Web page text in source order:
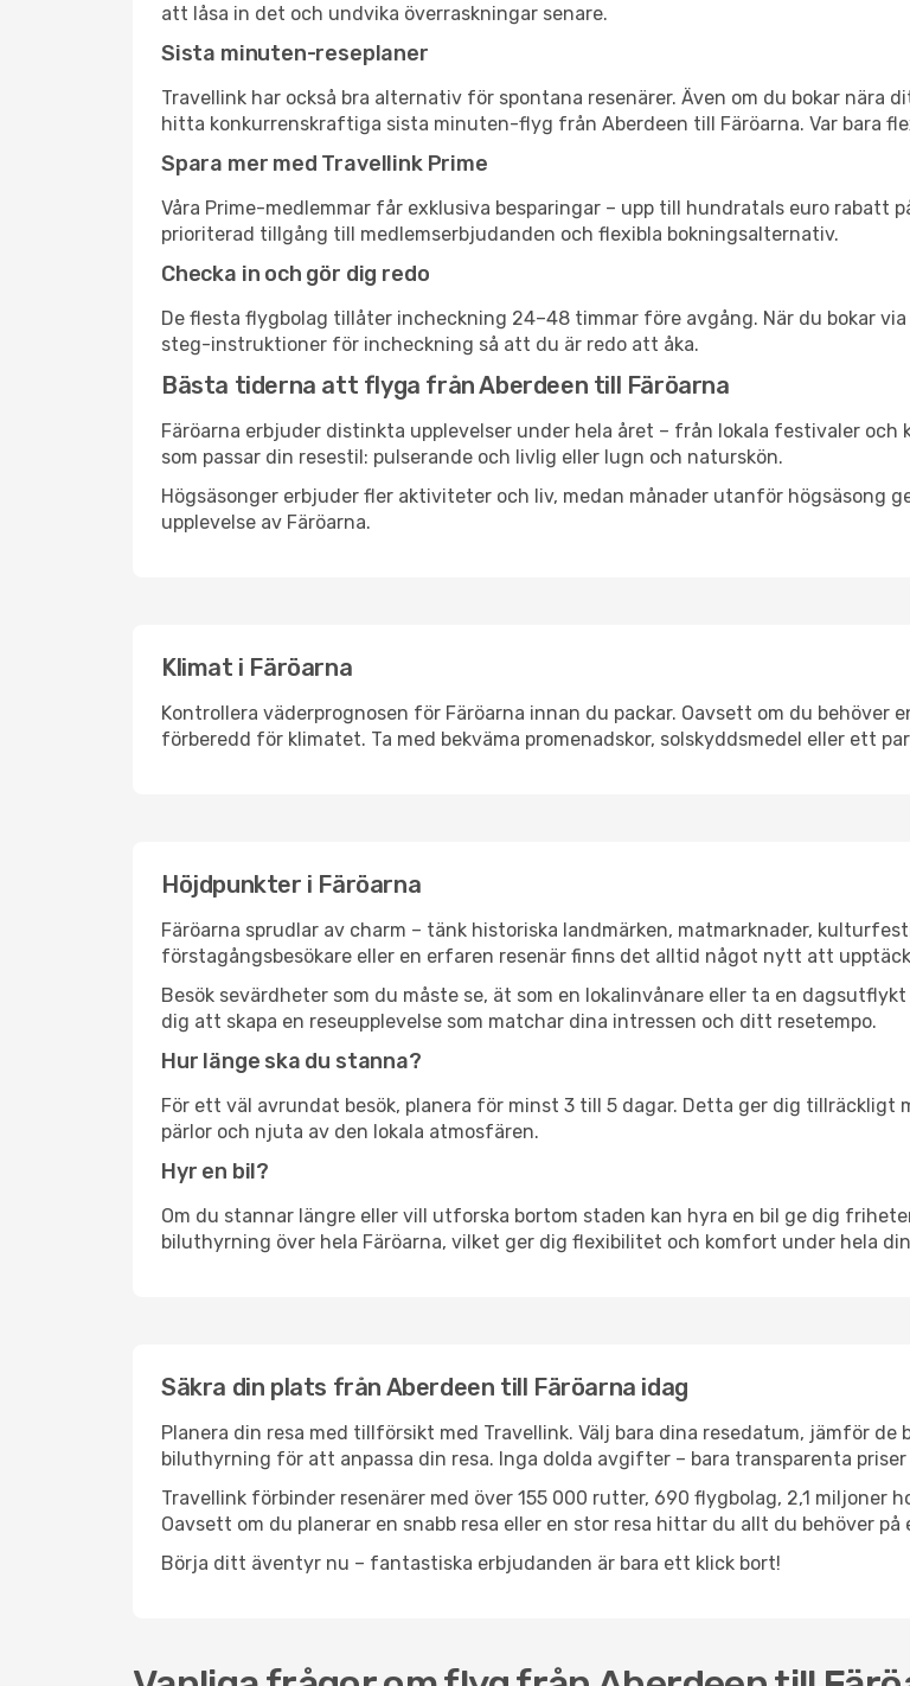
att låsa in det och undvika överraskningar senare.
Sista minuten-reseplaner
Travellink har också bra alternativ för spontana resenärer. Även om du bokar
hitta konkurrenskraftiga sista minuten-flyg från Aberdeen till Färöarna. Var bara
Spara mer med Travellink Prime
Våra Prime-medlemmar får exklusiva besparingar – upp till hundratals euro rabatt
prioriterad tillgång till medlemserbjudanden och flexibla bokningsalternativ.
Checka in och gör dig redo
De flesta flygbolag tillåter incheckning 24–48 timmar före avgång. När du bokar
steg-instruktioner för incheckning så att du är redo att åka.
Bästa tiderna att flyga från Aberdeen till Färöarna
Färöarna erbjuder distinkta upplevelser under hela året – från lokala festivaler
som passar din resestil: pulserande och livlig eller lugn och naturskön.
Högsäsonger erbjuder fler aktiviteter och liv, medan månader utanför högsäsong
upplevelse av Färöarna.
Klimat i Färöarna
Kontrollera väderprognosen för Färöarna innan du packar. Oavsett om du
förberedd för klimatet. Ta med bekväma promenadskor, solskyddsmedel eller ett
Höjdpunkter i Färöarna
Färöarna sprudlar av charm – tänk historiska landmärken, matmarknader,
förstagångsbesökare eller en erfaren resenär finns det alltid något nytt att
Besök sevärdheter som du måste se, ät som en lokalinvånare eller ta en
dig att skapa en reseupplevelse som matchar dina intressen och ditt resetempo.
Hur länge ska du stanna?
För ett väl avrundat besök, planera för minst 3 till 5 dagar. Detta ger dig
pärlor och njuta av den lokala atmosfären.
Hyr en bil?
Om du stannar längre eller vill utforska bortom staden kan hyra en bil ge dig
biluthyrning över hela Färöarna, vilket ger dig flexibilitet och komfort under hela
Säkra din plats från Aberdeen till Färöarna idag
Planera din resa med tillförsikt med Travellink. Välj bara dina resedatum, jämför
biluthyrning för att anpassa din resa. Inga dolda avgifter – bara transparenta priser
Travellink förbinder resenärer med över 155 000 rutter, 690 flygbolag, 2,1 miljoner
Oavsett om du planerar en snabb resa eller en stor resa hittar du allt du behöver på
Börja ditt äventyr nu – fantastiska erbjudanden är bara ett klick bort!